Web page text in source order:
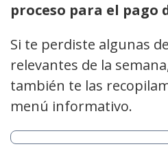
proceso para el pago
Si te perdiste algunas
relevantes de la
también te las
menú informativo.